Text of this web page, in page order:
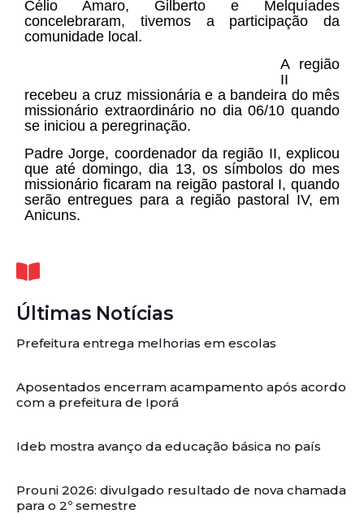
Célio Amaro, Gilberto e Melquíades
concelebraram, tivemos a participação da
comunidade local.
A região
II
recebeu a cruz missionária e a bandeira do mês
missionário extraordinário no dia 06/10 quando
se iniciou a peregrinação.
Padre Jorge, coordenador da região II, explicou
que até domingo, dia 13, os símbolos do mes
missionário ficaram na reigão pastoral I, quando
serão entregues para a região pastoral IV, em
Anicuns.
Últimas Notícias
Prefeitura entrega melhorias em escolas
Aposentados encerram acampamento após acordo
com a prefeitura de Iporá
Ideb mostra avanço da educação básica no país
Prouni 2026: divulgado resultado de nova chamada
para o 2º semestre